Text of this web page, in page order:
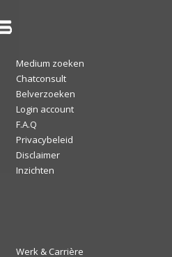
Medium zoeken
Chatconsult
Belverzoeken
Login account
F.A.Q
Privacybeleid
Disclaimer
Inzichten
Werk & Carrière